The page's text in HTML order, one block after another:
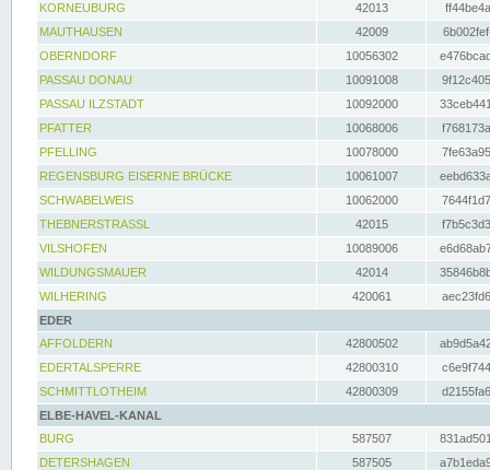
KORNEUBURG
42013
MAUTHAUSEN
42009
OBERNDORF
10056302
PASSAU DONAU
10091008
PASSAU ILZSTADT
10092000
PFATTER
10068006
PFELLING
10078000
REGENSBURG EISERNE BRÜCKE
10061007
SCHWABELWEIS
10062000
THEBNERSTRASSL
42015
VILSHOFEN
10089006
WILDUNGSMAUER
42014
WILHERING
420061
EDER
AFFOLDERN
42800502
EDERTALSPERRE
42800310
SCHMITTLOTHEIM
42800309
ELBE-HAVEL-KANAL
BURG
587507
DETERSHAGEN
587505